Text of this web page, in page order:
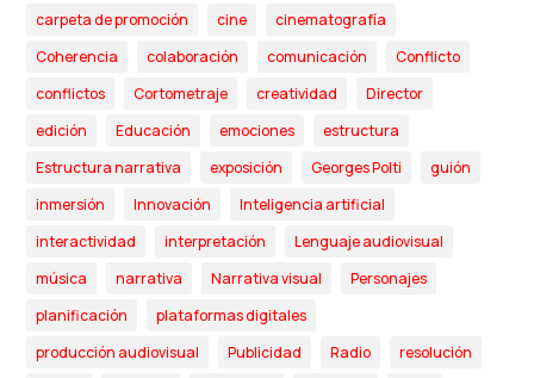
carpeta de promoción
cine
cinematografía
Coherencia
colaboración comunicación
Conflicto
conflictos
Cortometraje creatividad
Director
edición
Educación emociones
estructura
Estructura narrativa
exposición Georges Polti
guión
inmersión
Innovación
Inteligencia artificial
interactividad
interpretación
Lenguaje audiovisual
música
narrativa Narrativa visual
Personajes
planificación
plataformas digitales
producción audiovisual
Publicidad Radio
resolución